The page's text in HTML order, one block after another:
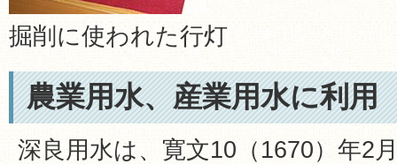
掘削に使われた行灯
農業用水、産業用水に利用
深良用水は、寛文10（1670）年2